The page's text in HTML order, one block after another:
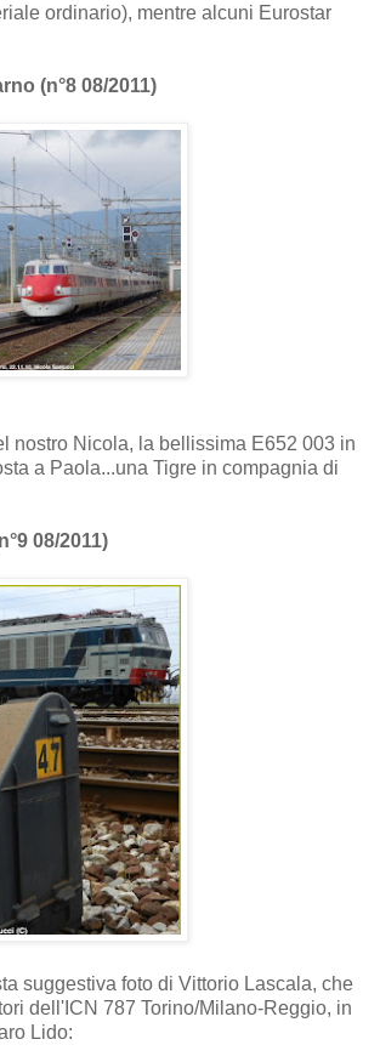
ordinario), mentre alcuni Eurostar
(n°8 08/2011)
nostro Nicola, la bellissima E652 003 in
a Paola...una Tigre in compagnia di
08/2011)
suggestiva foto di Vittorio Lascala, che
dell'ICN 787 Torino/Milano-Reggio, in
Lido: